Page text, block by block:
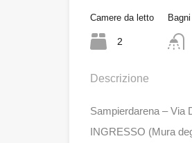
Camere da letto
2
Bagni
Descrizione
Sampierdarena – Via
INGRESSO (Mura